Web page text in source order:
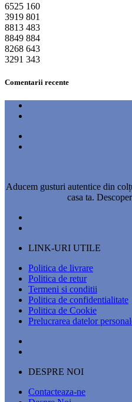
6525 160
3919 801
8813 483
8849 884
8268 643
3291 343
Comentarii recente
Aducem gusturi autentice din
casa ta.
LINK-URI UTILE
Politica de livrare
Politica de retur
Termeni si conditii
Politica de confidentialitate
Politica de Cookie
Prelucrarea datelor
DESPRE NOI
Contacteaza-ne